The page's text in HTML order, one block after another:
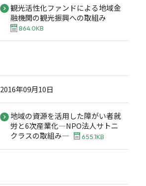
観光活性化ファンドによる地域金
融機関の観光振興への取組み
864.0KB
2016年09月10日
地域の資源を活用した障がい者就
労と6次産業化―NPO法人サトニ
クラスの取組み―
655.1KB